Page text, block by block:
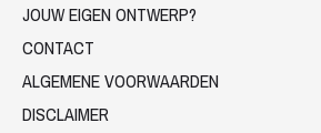
JOUW EIGEN ONTWERP?
CONTACT
ALGEMENE VOORWAARDEN
DISCLAIMER